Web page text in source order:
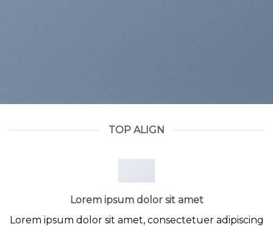
TOP ALIGN
Lorem ipsum dolor sit amet
Lorem ipsum dolor sit amet, consectetuer adipiscing